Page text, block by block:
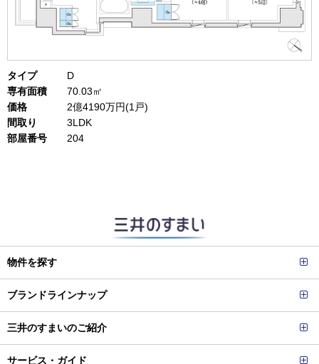
タイプ
D
専有面積
70.03㎡
価格
2億4190万円(1戸)
間取り
3LDK
部屋番号
204
物件を探す
ブランドラインナップ
三井のすまいのご紹介
サービス・ガイド